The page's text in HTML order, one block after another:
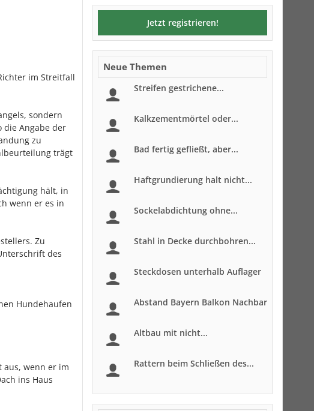
im Streitfall
sondern
die Angabe der
zu
trägt
hält, in
wenn er es in
Zu
des
Hundehaufen
aus, wenn er im
ins Haus
Jetzt registrieren!
Neue Themen
Streifen gestrichene...
Kalkzementmörtel oder...
Bad fertig gefließt, aber...
Haftgrundierung halt nicht...
Sockelabdichtung ohne...
Stahl in Decke durchbohren...
Steckdosen unterhalb Auflager
Abstand Bayern Balkon Nachbar
Altbau mit nicht...
Rattern beim Schließen des...